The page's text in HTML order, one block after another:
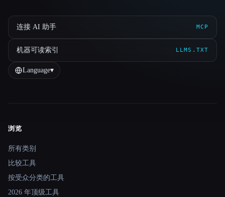
连接 AI 助手 MCP
机器可读索引 LLMS.TXT
Language▾
Site navigation
浏览
所有类别
比较工具
按受众分类的工具
2026 年顶级工具